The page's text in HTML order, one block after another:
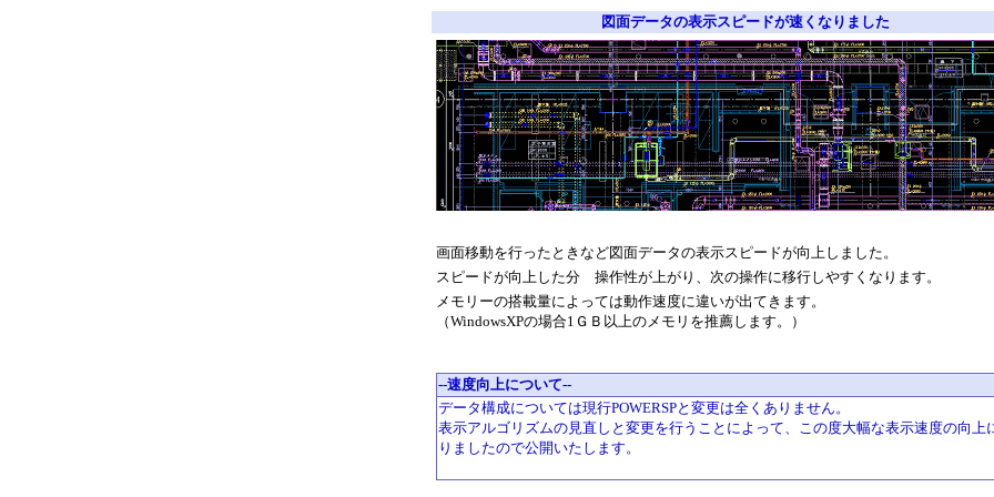
図面データの表示スピードが速くなりました
画面移動を行ったときなど図面データの表示スピードが向上しました。
スピードが向上した分 操作性が上がり、次の操作に移行しやすくなります。
メモリーの搭載量によっては動作速度に違いが出てきます。
（WindowsXPの場合1ＧＢ以上のメモリを推薦します。）
--速度向上について--
データ構成については現行POWERSPと変更は全くありません。
表示アルゴリズムの見直しと変更を行うことによって、この度大幅な表示速度の向上
りましたので公開いたします。